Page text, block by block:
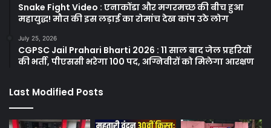
Snake Fight Video : एनाकोंडा और मगरमच्छ की बीच हुआ
महायुद्ध! मौत की इस लड़ाई का रोमांच देख कांप उठे लोग
July 25, 2026
CGPSC Jail Prahari Bharti 2026 : 11 साल बाद जेल प्रहरियों
की भर्ती, पीएससी भरेगा 100 पद, अग्निवीरों को मिलेगा आरक्षण
Last Modified Posts